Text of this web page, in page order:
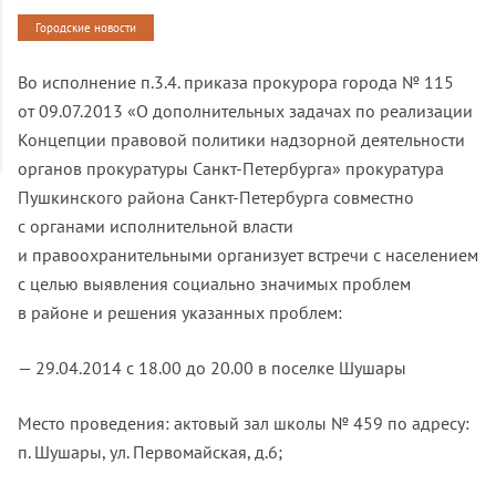
Городские новости
Во исполнение п.3.4. приказа прокурора города № 115
от 09.07.2013 «О дополнительных задачах по реализации
Концепции правовой политики надзорной деятельности
органов прокуратуры Санкт-Петербурга» прокуратура
Пушкинского района Санкт-Петербурга совместно
с органами исполнительной власти
и правоохранительными организует встречи с населением
с целью выявления социально значимых проблем
в районе и решения указанных проблем:
— 29.04.2014 с 18.00 до 20.00 в поселке Шушары
Место проведения: актовый зал школы № 459 по адресу:
п. Шушары, ул. Первомайская, д.6;